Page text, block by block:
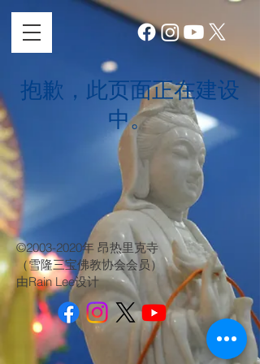
抱歉，此页面正在建设
中。
©2003-2020年 昂热里克寺
（雪隆三宝佛教协会会员）
由Rain Lee设计